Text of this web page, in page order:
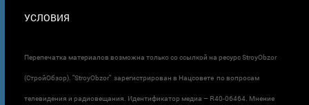
УСЛОВИЯ
Перепечатка материалов возможна только со ссылкой на ресурс StroyObzor
(СтройОбзор). "StroyObzor" зарегистрирован в Нацсовете по вопросам
телевидения и радиовещания. Идентификатор медиа – R40-06464. Мнение